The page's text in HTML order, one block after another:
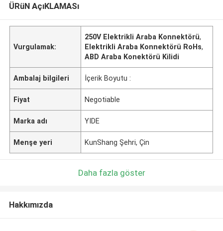
ÜRüN AçıKLAMASı
Vurgulamak:
250V Elektrikli Araba Konnektörü,
Elektrikli Araba Konnektörü RoHs,
ABD Araba Konektörü Kilidi
Ambalaj bilgileri İçerik Boyutu :
Fiyat Negotiable
Marka adı YIDE
Menşe yeri KunShang Şehri, Çin
Daha fazla göster
Hakkımızda